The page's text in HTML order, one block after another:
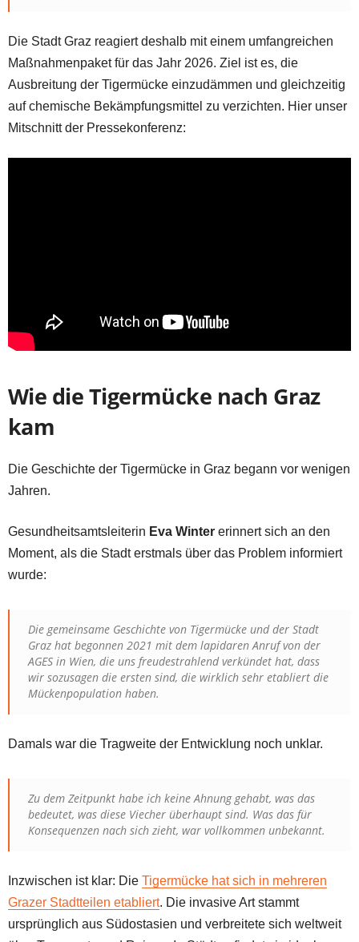
Die Stadt Graz reagiert deshalb mit einem umfangreichen
Maßnahmenpaket für das Jahr 2026. Ziel ist es, die
Ausbreitung der Tigermücke einzudämmen und gleichzeitig
auf chemische Bekämpfungsmittel zu verzichten. Hier unser
Mitschnitt der Pressekonferenz:
Wie die Tigermücke nach Graz
kam
Die Geschichte der Tigermücke in Graz begann vor wenigen
Jahren.
Gesundheitsamtsleiterin Eva Winter erinnert sich an den
Moment, als die Stadt erstmals über das Problem informiert
wurde:
Die gemeinsame Geschichte von Tigermücke und der Stadt
Graz hat begonnen 2021 mit dem lapidaren Anruf von der
AGES in Wien, die uns freudestrahlend verkündet hat, dass
wir sozusagen die ersten sind, die wirklich sehr etabliert die
Mückenpopulation haben.
Damals war die Tragweite der Entwicklung noch unklar.
Zu dem Zeitpunkt habe ich keine Ahnung gehabt, was das
bedeutet, was diese Viecher überhaupt sind. Was das für
Konsequenzen nach sich zieht, war vollkommen unbekannt.
Inzwischen ist klar: Die Tigermücke hat sich in mehreren
Grazer Stadtteilen etabliert. Die invasive Art stammt
ursprünglich aus Südostasien und verbreitete sich weltweit